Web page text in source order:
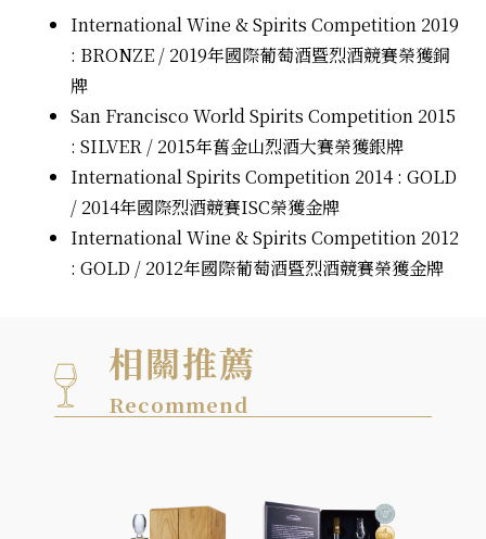
International Wine & Spirits Competition 2019
: BRONZE / 2019年國際葡萄酒暨烈酒競賽榮獲銅
牌
San Francisco World Spirits Competition 2015
: SILVER / 2015年舊金山烈酒大賽榮獲銀牌
International Spirits Competition 2014 : GOLD
/ 2014年國際烈酒競賽ISC榮獲金牌
International Wine & Spirits Competition 2012
: GOLD / 2012年國際葡萄酒暨烈酒競賽榮獲金牌
相關推薦
Recommend